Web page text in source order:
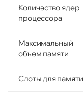
Количество ядер
процессора
Максимальный
объем памяти
Слоты для памяти